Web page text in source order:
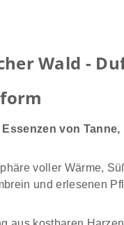
Wald -
von Tanne,
voller Wärme,
und erlesenen